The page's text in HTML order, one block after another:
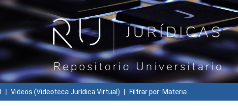
Videos (Videoteca Jurídica Virtual) Filtrar por: Materia